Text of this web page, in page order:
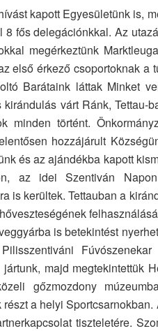
kapott Egyesületünk is,
8 fős delegációnkkal. Az
megérkeztünk
első érkező csoportoknak a
Barátaink láttak Minket
várt Ránk,
minden történt.
hozzájárult
és az ajándékba kapott
az idei Szentiván
is kerültek. Tettauban a
is betekintést
majd megtekintettük
gőzmozdony
részt a helyi
tiszteletére.